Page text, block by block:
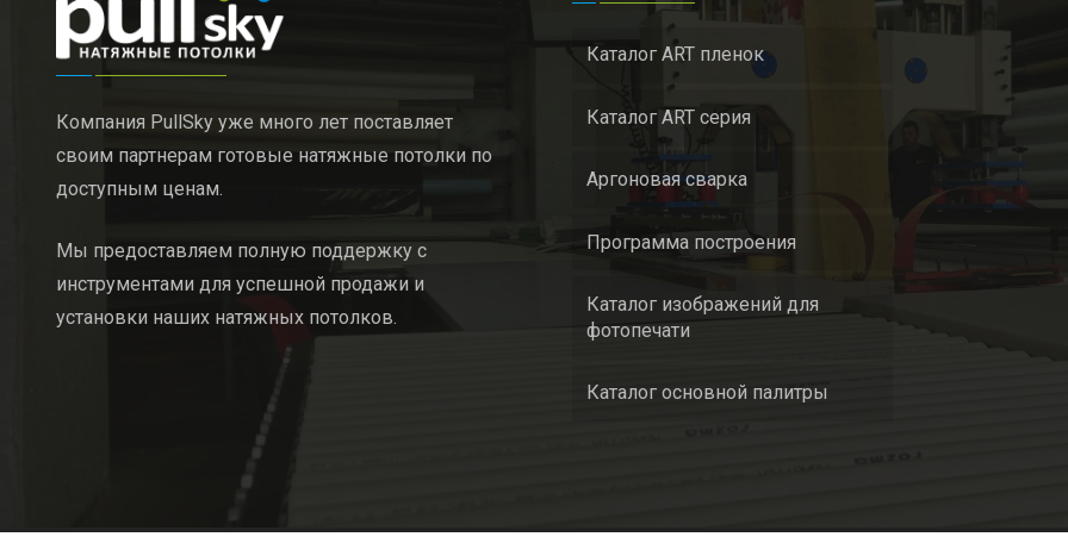
Компания PullSky уже много лет поставляет
своим партнерам готовые натяжные потолки по
доступным ценам.
Мы предоставляем полную поддержку с
инструментами для успешной продажи и
установки наших натяжных потолков.
Каталог ART пленок
Каталог ART серия
Аргоновая сварка
Программа построения
Каталог изображений для
фотопечати
Каталог основной палитры